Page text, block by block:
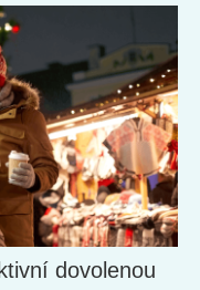
tipnete si kde?
dovolenou